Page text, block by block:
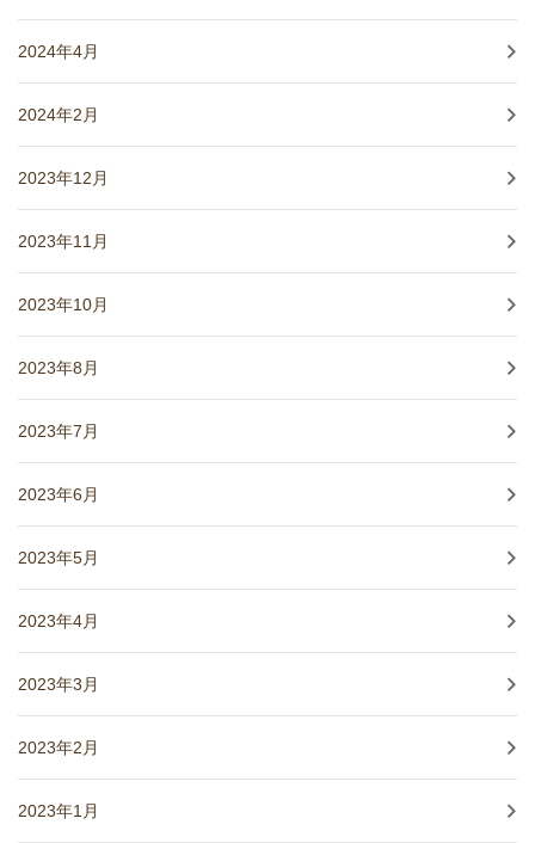
2024年4月
2024年2月
2023年12月
2023年11月
2023年10月
2023年8月
2023年7月
2023年6月
2023年5月
2023年4月
2023年3月
2023年2月
2023年1月